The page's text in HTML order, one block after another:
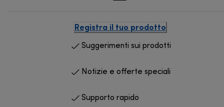
Registra il tuo prodotto
Suggerimenti sui prodotti
Notizie e offerte speciali
Supporto rapido